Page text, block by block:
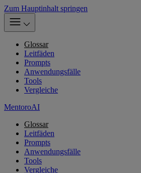
Zum Hauptinhalt springen
Glossar
Leitfäden
Prompts
Anwendungsfälle
Tools
Vergleiche
MentoroAI
Glossar
Leitfäden
Prompts
Anwendungsfälle
Tools
Vergleiche